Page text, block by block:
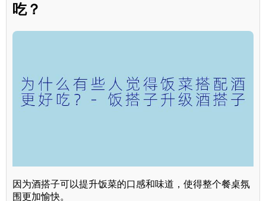
吃？
因为酒搭子可以提升饭菜的口感和味道，使得整个餐桌氛
围更加愉快。